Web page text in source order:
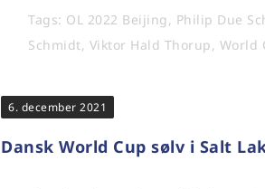
Tags: OL 2022 Beijing , Philip Due
Schmidt, Viktor Hald Thorup, World
6. december 2021
Dansk World Cup sølv i Salt